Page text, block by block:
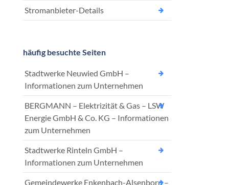
Stromanbieter-Details
häufig besuchte Seiten
Stadtwerke Neuwied GmbH –
Informationen zum Unternehmen
BERGMANN – Elektrizität & Gas – LSW
Energie GmbH & Co. KG – Informationen
zum Unternehmen
Stadtwerke Rinteln GmbH –
Informationen zum Unternehmen
Gemeindewerke Enkenbach-Alsenborn –